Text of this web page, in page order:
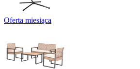
Oferta miesiąca